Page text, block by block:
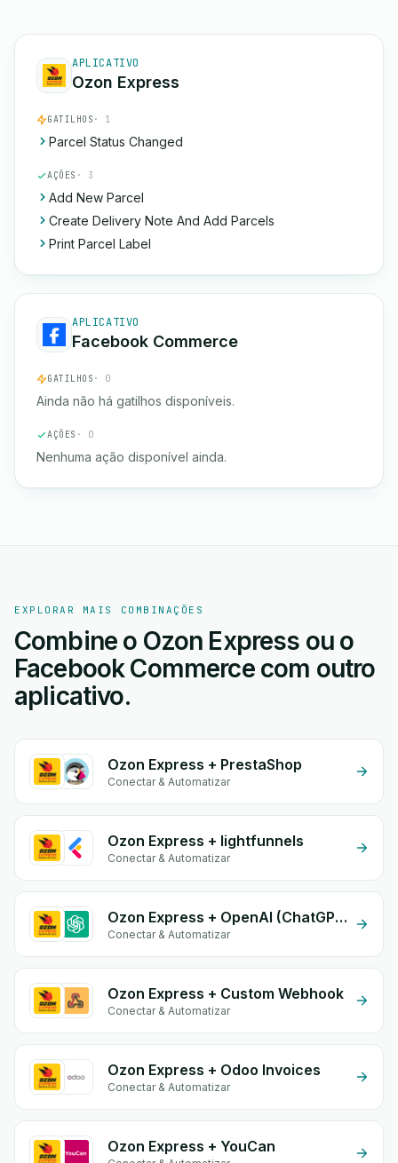
APLICATIVO
Ozon Express
GATILHOS · 1
Parcel Status Changed
AÇÕES · 3
Add New Parcel
Create Delivery Note And Add Parcels
Print Parcel Label
APLICATIVO
Facebook Commerce
GATILHOS · 0
Ainda não há gatilhos disponíveis.
AÇÕES · 0
Nenhuma ação disponível ainda.
EXPLORAR MAIS COMBINAÇÕES
Combine o Ozon Express ou o
Facebook Commerce com outro
aplicativo.
Ozon Express + PrestaShop
Conectar & Automatizar
Ozon Express + lightfunnels
Conectar & Automatizar
Ozon Express + OpenAI (ChatGPT)
Conectar & Automatizar
Ozon Express + Custom Webhook
Conectar & Automatizar
Ozon Express + Odoo Invoices
Conectar & Automatizar
Ozon Express + YouCan